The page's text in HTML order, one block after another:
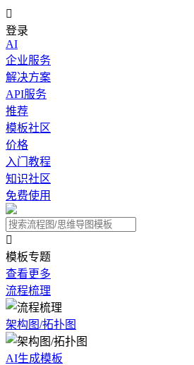

登录
AI
企业服务
解决方案
API服务
推荐
模板社区
价格
入门教程
知识社区
免费使用

模板专题
查看更多
流程梳理
架构图/拓扑图
AI生成模板